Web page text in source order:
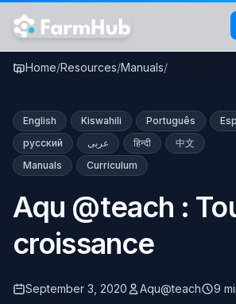
Skip to main content
Home/Resources/Manuals/
English Kiswahili Português
русский
عربى हिन्दी
中文
Manuals
Curriculum
Aqu @teach :
croissance
September 3, 2020 Aqu@teach 9